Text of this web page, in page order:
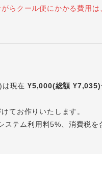
らクール便にかかる費用は
は現在 ¥5,000(総額 ¥7,035)
てお作りいたします。
テム利用料5%、消費税を